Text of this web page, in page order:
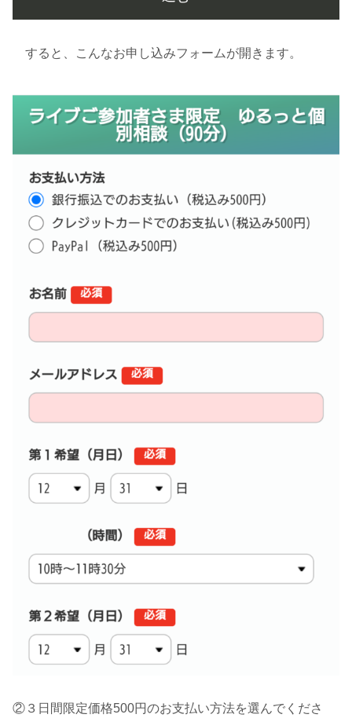
すると、こんなお申し込みフォームが開きます。
②３日間限定価格500円のお支払い方法を選んでくださ